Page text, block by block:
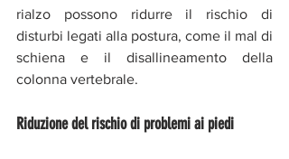
rialzo possono ridurre il rischio di
disturbi legati alla postura, come il mal di
schiena e il disallineamento della
colonna vertebrale.
Riduzione del rischio di problemi ai piedi